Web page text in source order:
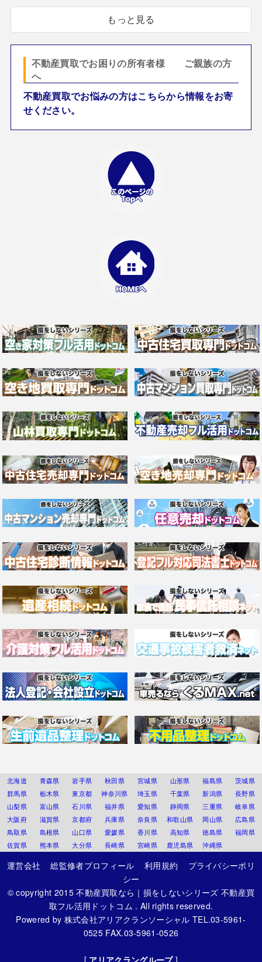
もっと見る
不動産買取でお困りの所有者様 ご親族の方
へ
不動産買取でお悩みの方はこちらから情報をお寄
せください。
北海道 青森県 岩手県 秋田県 宮城県 山形県 福島県
茨城県
群馬県
栃木県 東京都 神奈川県 埼玉県 千葉県 新潟県
長野県
山梨県
富山県 石川県 福井県 愛知県 静岡県 三重県
岐阜県
大阪府
滋賀県 京都府 兵庫県 奈良県 和歌山県 岡山県
広島県
鳥取県
島根県 山口県 愛媛県 香川県 高知県 徳島県
福岡県
佐賀県
熊本県 大分県 長崎県 宮崎県 鹿児島県 沖縄県
運営会社 総監修者プロフィール 利用規約
プライバシーポリ
シー
© copyright 2015不動産買取なら｜損をしないシリーズ 不動産買
取フル活用ドットコム . All rights reserved.
Powered by 株式会社アリアクランソーシャル TEL.03-5961-
0525 FAX.03-5961-0526